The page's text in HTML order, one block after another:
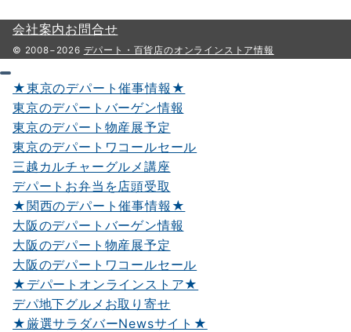
会社案内お問合せ
© 2008−2026 デパート・百貨店のオンラインストア情報
★東京のデパート催事情報★
東京のデパートバーゲン情報
東京のデパート物産展予定
東京のデパートワコールセール
三越カルチャーグルメ講座
デパートお弁当を店頭受取
★関西のデパート催事情報★
大阪のデパートバーゲン情報
大阪のデパート物産展予定
大阪のデパートワコールセール
★デパートオンラインストア★
デパ地下グルメお取り寄せ
★厳選サラダバーNewsサイト★